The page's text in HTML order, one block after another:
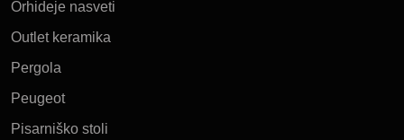
Orhideje nasveti
Outlet keramika
Pergola
Peugeot
Pisarniško stoli